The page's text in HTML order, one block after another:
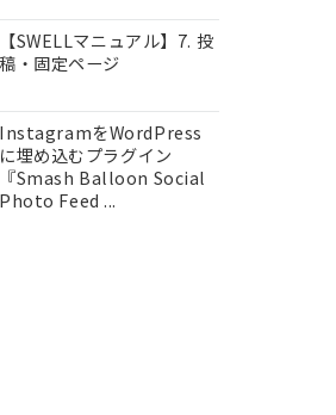
【SWELLマニュアル】7. 投
稿・固定ページ
InstagramをWordPress
に埋め込むプラグイン
『Smash Balloon Social
Photo Feed ...